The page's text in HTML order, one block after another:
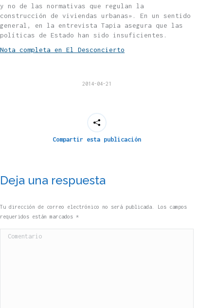
y no de las normativas que regulan la
construcción de viviendas urbanas». En un sentido
general, en la entrevista Tapia asegura que las
políticas de Estado han sido insuficientes.
Nota completa en El Desconcierto
2014-04-21
Compartir esta publicación
Deja una respuesta
Tu dirección de correo electrónico no será publicada. Los campos
requeridos están marcados *
Comentario